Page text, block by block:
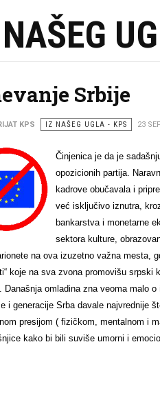
Srbije
KPS IZ NAŠEG UGLA - KPS 23
Činjenica je da je
opozicionih partija.
kadrove obučavala i
već isključivo iznutra,
bankarstva i monetarne
sektora kulture,
na ova izuzetno važna mesta,
koje na sva zvona promovišu
Današnja omladina zna veoma malo
i generacije Srba davale najvrednije
presijom ( fizičkom, mentalnom i
kako bi bili suviše umorni i